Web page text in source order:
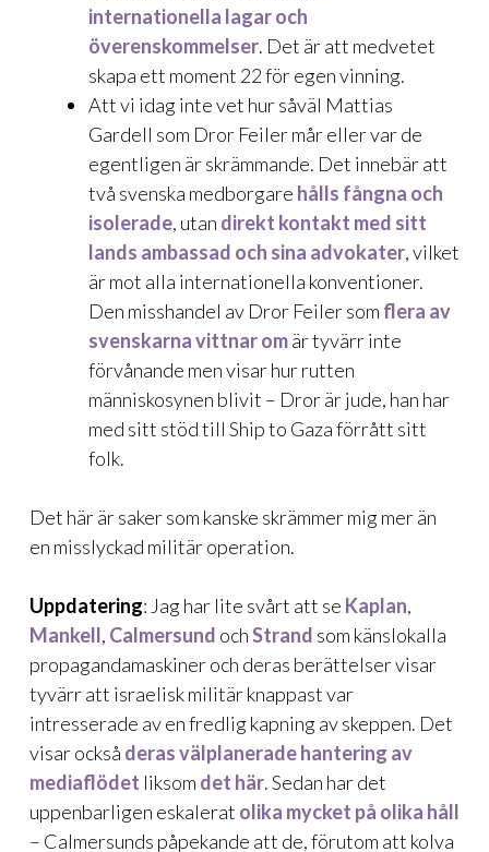
internationella lagar och
överenskommelser. Det är att medvetet
skapa ett moment 22 för egen vinning.
Att vi idag inte vet hur såväl Mattias
Gardell som Dror Feiler mår eller var de
egentligen är skrämmande. Det innebär att
två svenska medborgare hålls fångna och
isolerade, utan direkt kontakt med sitt
lands ambassad och sina advokater, vilket
är mot alla internationella konventioner.
Den misshandel av Dror Feiler som flera av
svenskarna vittnar omär tyvärr inte
förvånande men visar hur rutten
människosynen blivit – Dror är jude, han har
med sitt stöd till Ship to Gaza förrått sitt
folk.
Det här är saker som kanske skrämmer mig mer än
en misslyckad militär operation.
Uppdatering: Jag har lite svårt att se Kaplan,
Mankell, Calmersund ochStrand som känslokalla
propagandamaskiner och deras berättelser visar
tyvärr att israelisk militär knappast var
intresserade av en fredlig kapning av skeppen. Det
visar också deras välplanerade hantering av
mediaflödet liksom det här. Sedan har det
uppenbarligen eskalerat olika mycket på olika håll
– Calmersunds påpekande att de, förutom att kolva